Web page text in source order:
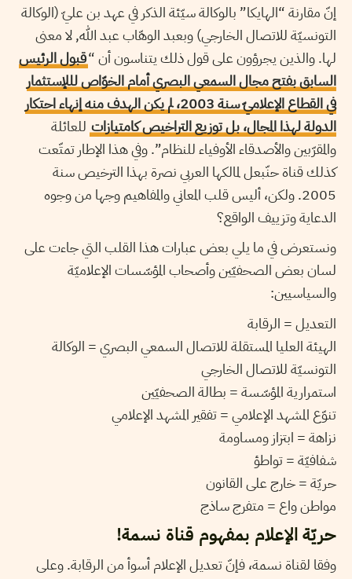
إنّ مقارنة “الهايكا” بالوكالة سيّئة الذكر في عهد بن عليّ (الوكالة
التونسيّة للاتصال الخارجي) وبعبد الوهّاب عبد الله, لا معنى
لها. والذين يجرؤون على قول ذلك يتناسون أن “قبول الرئيس
السابق بفتح مجال السمعي البصري أمام الخوّاص لللإستثمار
في القطاع الإعلاميّ سنة 2003، لم يكن الهدف منه إنهاء احتكار
الدولة لهذا المجال، بل توزيع التراخيص كامتيازات للعائلة
والمقرّبين والأصدقاء الأوفياء للنظام”. وفي هذا الإطار تمتّعت
كذلك قناة حنّبعل لمالكها العربي نصرة بهذا الترخيص سنة
2005. ولكن، أليس قلب المعاني والمفاهيم وجها من وجوه
الدعاية وتزييف الواقع؟
ونستعرض في ما يلي بعض عبارات هذا القلب التي جاءت على
لسان بعض الصحفيّين وأصحاب المؤسّسات الإعلاميّة
والسياسيين:
التعديل = الرقابة
الهيئة العليا المستقلة للاتصال السمعي البصري = الوكالة
التونسيّة للاتصال الخارجي
استمرارية المؤسّسة = بطالة الصحفيّين
تنوّع المشهد الإعلامي = تفقير المشهد الإعلامي
نزاهة = ابتزاز ومساومة
شفافيّة = تواطؤ
حريّة = خارج على القانون
مواطن واع = متفرج ساذج
حريّة الإعلام بمفهوم قناة نسمة!
وفقا لقناة نسمة، فإنّ تعديل الإعلام أسوأ من الرقابة. وعلى